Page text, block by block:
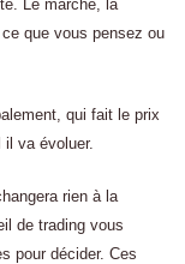
Le marché, la
que vous pensez ou
qui fait le prix
va évoluer.
rien à la
de trading vous
pour décider. Ces